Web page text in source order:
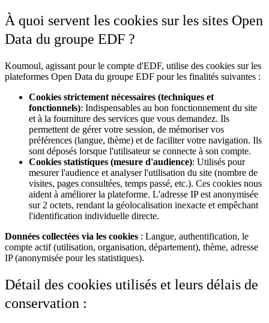
À quoi servent les cookies sur les sites Open
Data du groupe EDF ?
Koumoul, agissant pour le compte d'EDF, utilise des cookies sur les
plateformes Open Data du groupe EDF pour les finalités suivantes :
Cookies strictement nécessaires (techniques et
fonctionnels): Indispensables au bon fonctionnement du site
et à la fourniture des services que vous demandez. Ils
permettent de gérer votre session, de mémoriser vos
préférences (langue, thème) et de faciliter votre navigation. Ils
sont déposés lorsque l'utilisateur se connecte à son compte.
Cookies statistiques (mesure d'audience): Utilisés pour
mesurer l'audience et analyser l'utilisation du site (nombre de
visites, pages consultées, temps passé, etc.). Ces cookies nous
aident à améliorer la plateforme. L'adresse IP est anonymisée
sur 2 octets, rendant la géolocalisation inexacte et empêchant
l'identification individuelle directe.
Données collectées via les cookies : Langue, authentification, le
compte actif (utilisation, organisation, département), thème, adresse
IP (anonymisée pour les statistiques).
Détail des cookies utilisés et leurs délais de
conservation :